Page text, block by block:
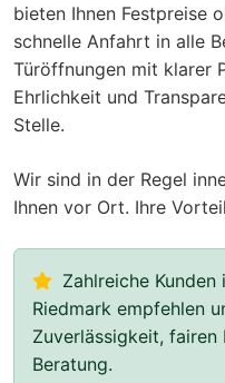
bieten Ihnen Festpreise
schnelle Anfahrt in alle
Türöffnungen mit klarer
Ehrlichkeit und
Stelle.
Wir sind in der Regel
Ihnen vor Ort. Ihre
Zahlreiche
Riedmark empfehlen
Zuverlässigkeit, fairen
Beratung.